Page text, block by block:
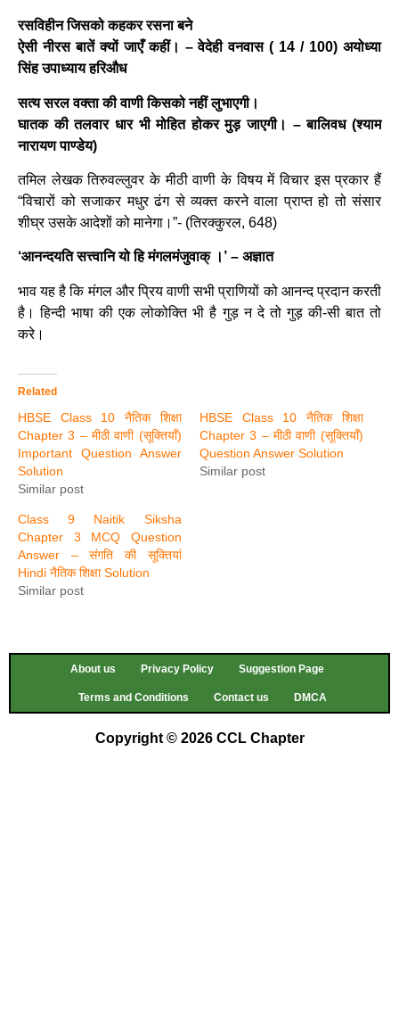
रसविहीन जिसको कहकर रसना बने
ऐसी नीरस बातें क्यों जाएँ कहीं। – वेदेही वनवास ( 14 / 100) अयोध्या
सिंह उपाध्याय हरिऔध
सत्य सरल वक्ता की वाणी किसको नहीं लुभाएगी।
घातक की तलवार धार भी मोहित होकर मुड़ जाएगी। – बालिवध (श्याम
नारायण पाण्डेय)
तमिल लेखक तिरुवल्लुवर के मीठी वाणी के विषय में विचार इस प्रकार हैं
“विचारों को सजाकर मधुर ढंग से व्यक्त करने वाला प्राप्त हो तो संसार
शीघ्र उसके आदेशों को मानेगा।”- (तिरक्कुरल, 648)
‘आनन्दयति सत्त्वानि यो हि मंगलमंजुवाक् ।’ – अज्ञात
भाव यह है कि मंगल और प्रिय वाणी सभी प्राणियों को आनन्द प्रदान करती
है। हिन्दी भाषा की एक लोकोक्ति भी है गुड़ न दे तो गुड़ की-सी बात तो
करे।
Related
HBSE Class 10 नैतिक शिक्षा
Chapter 3 – मीठी वाणी (सूक्तियाँ)
Important Question Answer
Solution
Similar post
HBSE Class 10 नैतिक शिक्षा
Chapter 3 – मीठी वाणी (सूक्तियाँ)
Question Answer Solution
Similar post
Class 9 Naitik Siksha
Chapter 3 MCQ Question
Answer – संगति की सूक्तियां
Hindi नैतिक शिक्षा Solution
Similar post
About us Privacy Policy Suggestion Page
Terms and Conditions Contact us DMCA
Copyright © 2026 CCL Chapter